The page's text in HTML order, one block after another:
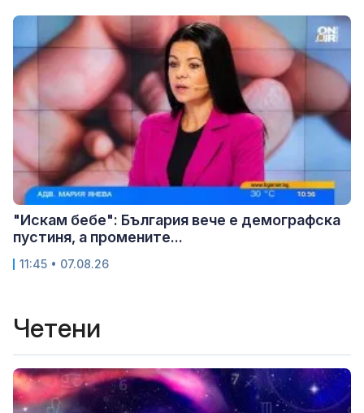
"Искам бебе": България вече е демографска
пустиня, а промените...
11:45 • 07.08.26
Четени